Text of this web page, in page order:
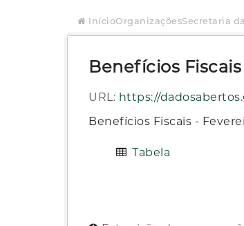
InícioOrganizaçõesSecretaria
Benefícios
URL: https://dadosabertos.go.gov.br/dataset/
Benefícios Fiscais -
Tabela